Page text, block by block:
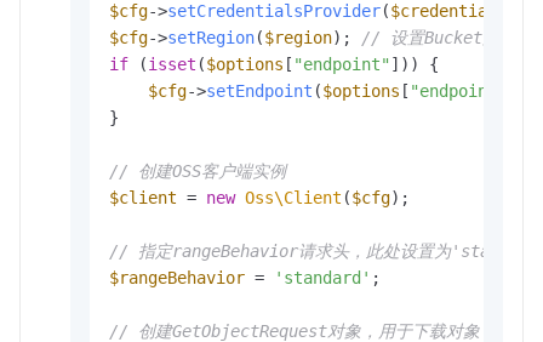
$cfg->setCredentialsProvider(
$cfg->setRegion($region);
// 设置Bucket所在的
if (isset ($options [ "endpoint" ])) {
$cfg->setEndpoint ($options [ "endpoint"
}
// 创建OSS客户端实例
$client = new Oss\Client ($cfg);
// 指定rangeBehavior请求头，此处设置为
$rangeBehavior = 'standard' ;
// 创建GetObjectRequest对象，用于下载对象